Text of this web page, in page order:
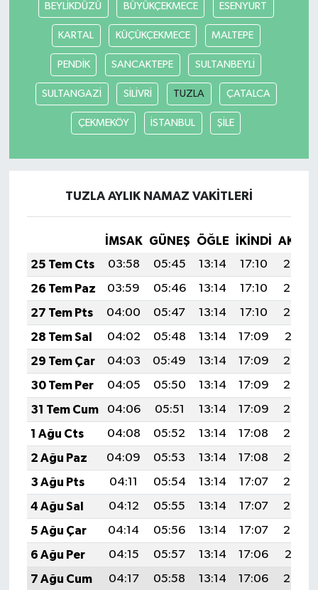
BEYLİKDÜZÜ BÜYÜKÇEKMECE ESENYURT
KARTAL KÜÇÜKÇEKMECE MALTEPE
PENDİK SANCAKTEPE SULTANBEYLİ
SULTANGAZİ SİLİVRİ TUZLA ÇATALCA
ÇEKMEKÖY İSTANBUL ŞİLE
TUZLA AYLIK NAMAZ VAKITLERI
İMSAK GÜNEŞ ÖĞLE İKINDI
25 Tem Cts
03:58 05:45 13:14 17:10
20:33
26 Tem Paz
03:59 05:46 13:14 17:10
20:32
27 Tem Pts
04:00 05:47 13:14 17:10
20:32
28 Tem Sal
04:02 05:48 13:14 17:09
20:31
29 Tem Çar
04:03 05:49 13:14 17:09
20:30
30 Tem Per
04:05 05:50 13:14 17:09
20:29
31 Tem Cum
04:06 05:51 13:14 17:09
20:28
1 Ağu Cts
04:08 05:52 13:14 17:08
20:26
2 Ağu Paz
04:09 05:53 13:14 17:08
20:25
3 Ağu Pts
04:11 05:54 13:14 17:07
20:24
4 Ağu Sal
04:12 05:55 13:14 17:07
20:23
5 Ağu Çar
04:14 05:56 13:14 17:07
20:22
6 Ağu Per
04:15 05:57 13:14 17:06
20:21
7 Ağu Cum
04:17 05:58 13:14 17:06
20:20